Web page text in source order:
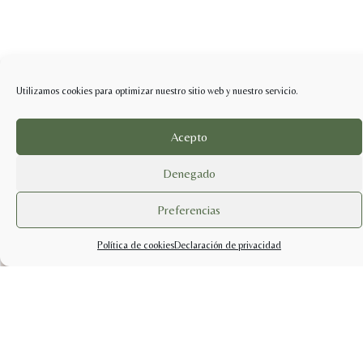
Utilizamos cookies para optimizar nuestro sitio web y nuestro servicio.
Acepto
Denegado
Preferencias
Política de cookiesDeclaración de privacidad